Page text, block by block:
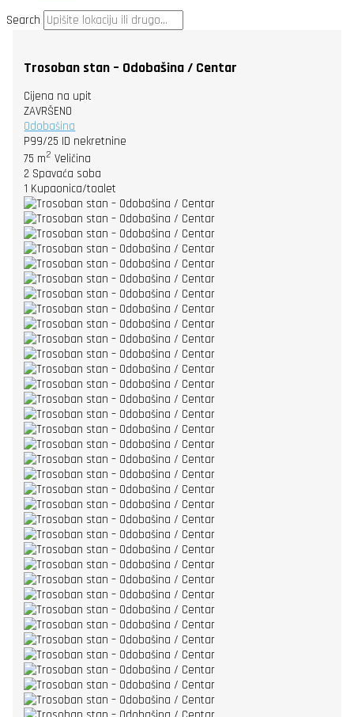
Search
Trosoban stan – Odobašina / Centar
Cijena na upit
ZAVRŠENO
Odobašina
P99/25 ID nekretnine
75 m2 Veličina
2 Spavaća soba
1 Kupaonica/toalet